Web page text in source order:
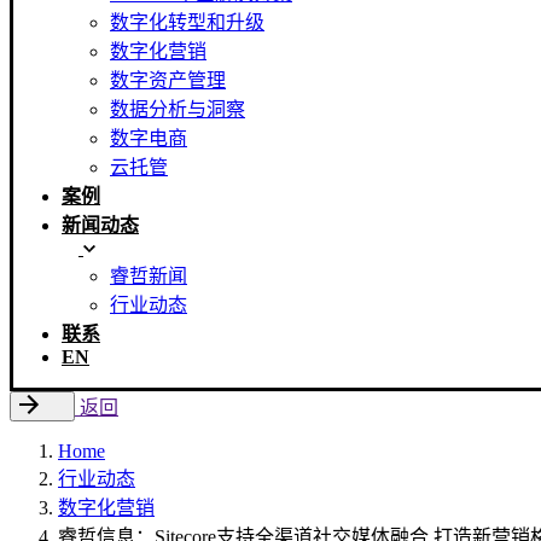
数字化转型和升级
数字化营销
数字资产管理
数据分析与洞察
数字电商
云托管
案例
新闻动态
睿哲新闻
行业动态
联系
EN
返回
Home
行业动态
数字化营销
睿哲信息：Sitecore支持全渠道社交媒体融合 打造新营销